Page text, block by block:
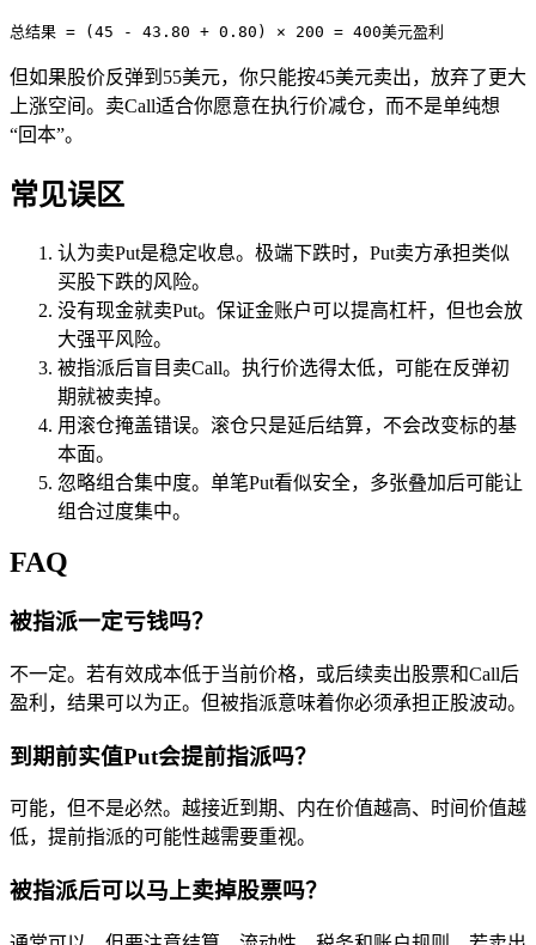
总结果 = (45 - 43.80 + 0.80) × 200 = 400美元盈利
但如果股价反弹到55美元，你只能按45美元卖出，放弃了更大
上涨空间。卖Call适合你愿意在执行价减仓，而不是单纯想
“回本”。
常见误区
认为卖Put是稳定收息。极端下跌时，Put卖方承担类似
买股下跌的风险。
没有现金就卖Put。保证金账户可以提高杠杆，但也会放
大强平风险。
被指派后盲目卖Call。执行价选得太低，可能在反弹初
期就被卖掉。
用滚仓掩盖错误。滚仓只是延后结算，不会改变标的基
本面。
忽略组合集中度。单笔Put看似安全，多张叠加后可能让
组合过度集中。
FAQ
被指派一定亏钱吗？
不一定。若有效成本低于当前价格，或后续卖出股票和Call后
盈利，结果可以为正。但被指派意味着你必须承担正股波动。
到期前实值Put会提前指派吗？
可能，但不是必然。越接近到期、内在价值越高、时间价值越
低，提前指派的可能性越需要重视。
被指派后可以马上卖掉股票吗？